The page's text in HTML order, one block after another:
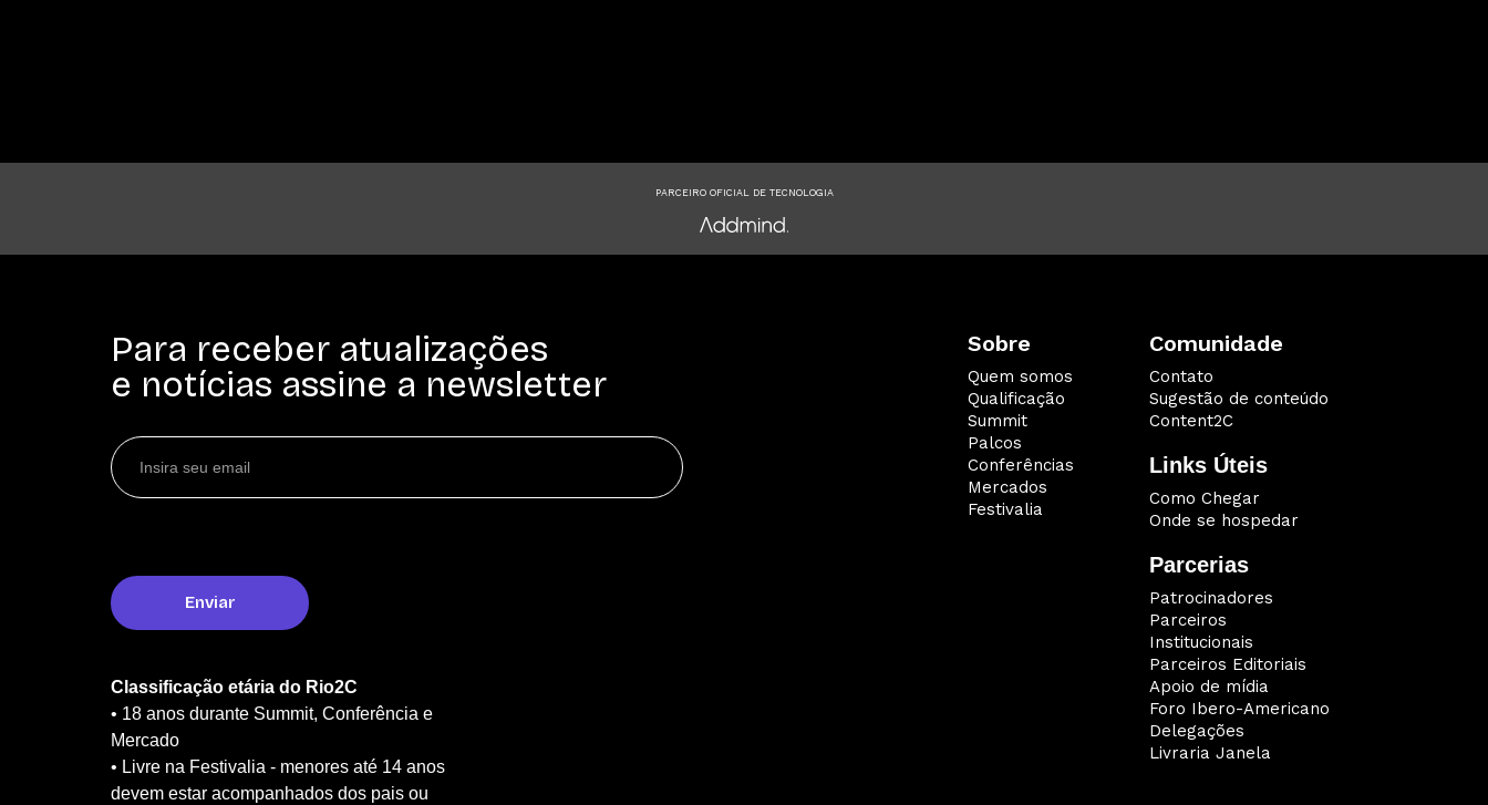
PARCEIRO OFICIAL DE TECNOLOGIA
Para receber atualizações
e notícias assine a newsletter
Classificação etária do Rio2C
• 18 anos durante Summit, Conferência e
Mercado
• Livre na Festivalia - menores até 14 anos
devem estar acompanhados dos pais ou
Sobre
Quem somos
Qualificação
Summit
Palcos
Conferências
Mercados
Festivalia
Comunidade
Contato
Sugestão de conteúdo
Content2C
Links Úteis
Como Chegar
Onde se hospedar
Parcerias
Patrocinadores
Parceiros
Institucionais
Parceiros Editoriais
Apoio de mídia
Foro Ibero-Americano
Delegações
Livraria Janela